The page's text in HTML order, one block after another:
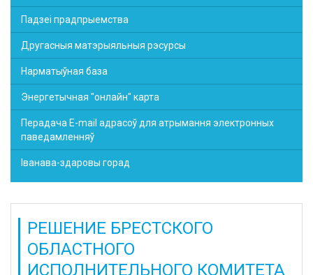
Падзеі прадпрыемства
Другасныя матэрыяльныя рэсурсы
Нарматыўная база
Энергетычная "онлайн" карта
Перадача E-mail адрасоў для атрымання электронных
паведамленняў
Іванава-здаровы горад
РЕШЕНИЕ БРЕСТСКОГО
ОБЛАСТНОГО
ИСПОЛНИТЕЛЬНОГО КОМИТЕТА